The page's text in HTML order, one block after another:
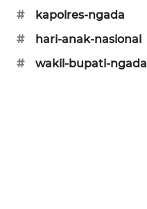
#
kapolres-ngada
#
hari-anak-nasional
#
wakil-bupati-ngada
PERAPKI
NEWS